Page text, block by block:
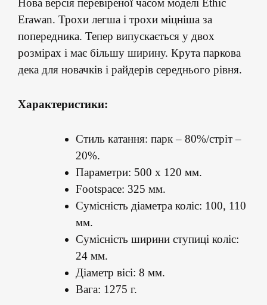
Нова версія перевіреної часом моделі Ethic
Erawan. Трохи легша і трохи міцніша за
попередника. Тепер випускається у двох
розмірах і має більшу ширину. Крута паркова
дека для новачків і райдерів середнього рівня.
Характеристики:
Стиль катання: парк – 80%/стріт –
20%.
Параметри: 500 х 120 мм.
Footspace: 325 мм.
Сумісність діаметра коліс: 100, 110
мм.
Сумісність ширини ступиці коліс:
24 мм.
Діаметр вісі: 8 мм.
Вага: 1275 г.